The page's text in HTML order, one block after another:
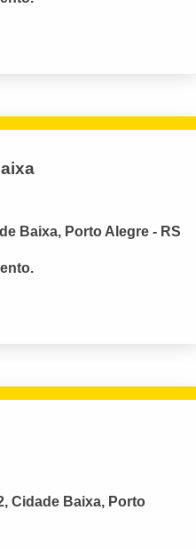
Baixa, Porto Alegre - RS
Cidade Baixa, Porto